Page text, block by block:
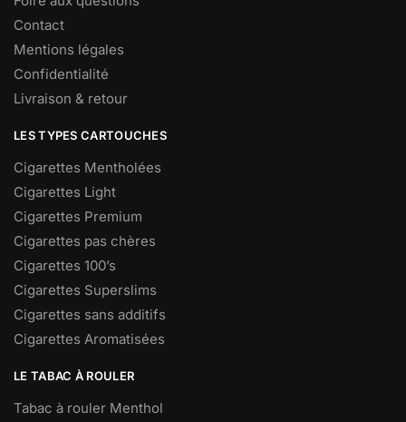
Contact
Mentions légales
Confidentialité
Livraison & retour
LES TYPES CARTOUCHES
Cigarettes Mentholées
Cigarettes Light
Cigarettes Premium
Cigarettes pas chères
Cigarettes 100’s
Cigarettes Superslims
Cigarettes sans additifs
Cigarettes Aromatisées
LE TABAC À ROULER
Tabac à rouler Menthol